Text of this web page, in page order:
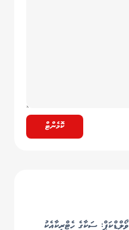
ކޮމެންޓް
ވޯލްޑްކަޕް: ސަކާގެ ހެޓްރިކާއެކު